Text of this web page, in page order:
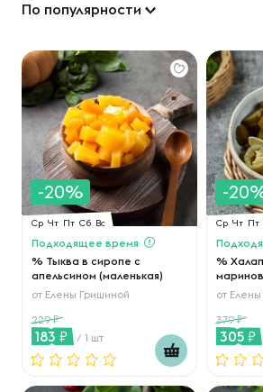
По популярности
-20%
Ср Чт Пт Сб Вс
Подходящее время
% Тыква в сиропе с
апельсином (маленькая)
от Елены Гришиной
229
183 / 1 шт
-
Ср Чт Пт
%
от
379
305